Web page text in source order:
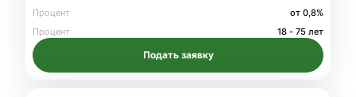
Процент
от 0,8%
Процент
18 - 75 лет
Подать заявку